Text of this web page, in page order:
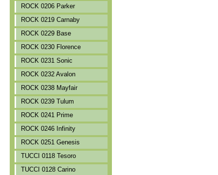
ROCK 0206 Parker
ROCK 0219 Carnaby
ROCK 0229 Base
ROCK 0230 Florence
ROCK 0231 Sonic
ROCK 0232 Avalon
ROCK 0238 Mayfair
ROCK 0239 Tulum
ROCK 0241 Prime
ROCK 0246 Infinity
ROCK 0251 Genesis
TUCCI 0118 Tesoro
TUCCI 0128 Carino